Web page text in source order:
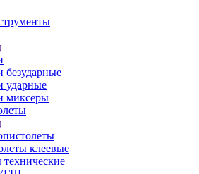
безударные
ударные
миксеры
клеевые